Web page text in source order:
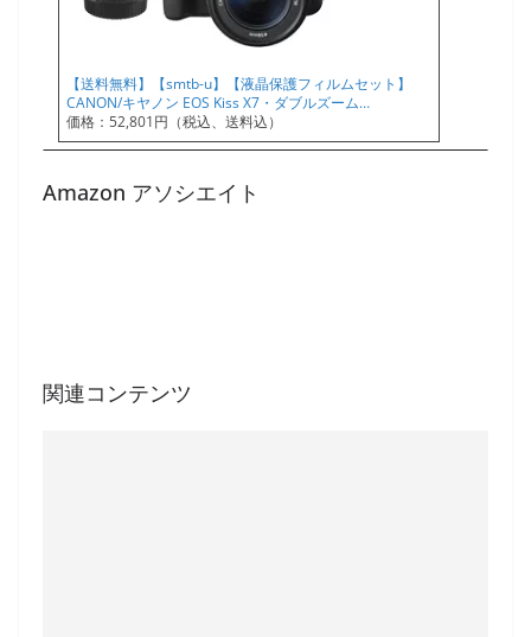
【送料無料】【smtb-u】【液晶保護フィルムセット】
CANON/キヤノン EOS Kiss X7・ダブルズーム…
価格：52,801円（税込、送料込）
Amazon アソシエイト
関連コンテンツ